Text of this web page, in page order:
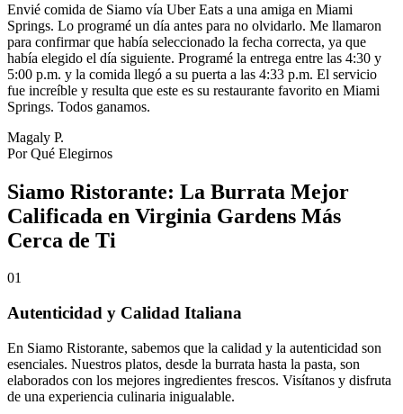
Envié comida de Siamo vía Uber Eats a una amiga en Miami
Springs. Lo programé un día antes para no olvidarlo. Me llamaron
para confirmar que había seleccionado la fecha correcta, ya que
había elegido el día siguiente. Programé la entrega entre las 4:30 y
5:00 p.m. y la comida llegó a su puerta a las 4:33 p.m. El servicio
fue increíble y resulta que este es su restaurante favorito en Miami
Springs. Todos ganamos.
Magaly P.
Por Qué Elegirnos
Siamo Ristorante: La Burrata Mejor
Calificada en Virginia Gardens Más
Cerca de Ti
01
Autenticidad y Calidad Italiana
En Siamo Ristorante, sabemos que la calidad y la autenticidad son
esenciales. Nuestros platos, desde la burrata hasta la pasta, son
elaborados con los mejores ingredientes frescos. Visítanos y disfruta
de una experiencia culinaria inigualable.